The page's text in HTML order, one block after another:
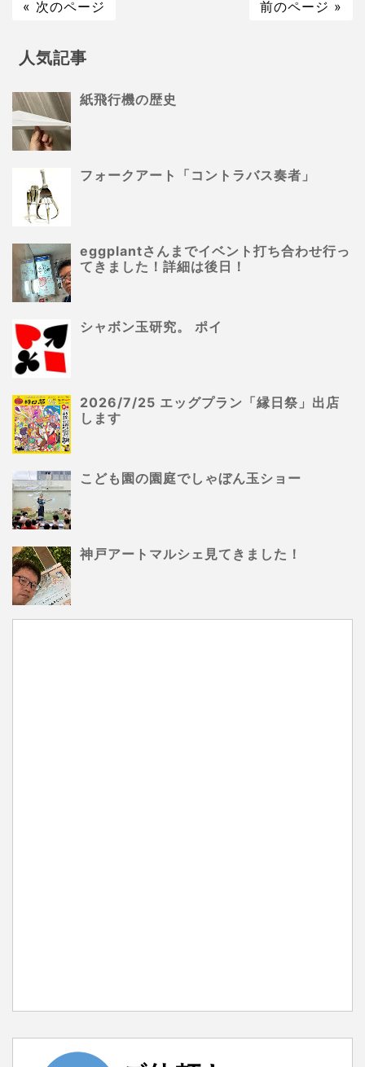
« 次のページ 前のページ »
人気記事
紙飛行機の歴史
フォークアート「コントラバス奏者」
eggplantさんまでイベント打ち合わせ行っ
てきました！詳細は後日！
シャボン玉研究。 ポイ
2026/7/25 エッグプラン「縁日祭」出店
します
こども園の園庭でしゃぼん玉ショー
神戸アートマルシェ見てきました！